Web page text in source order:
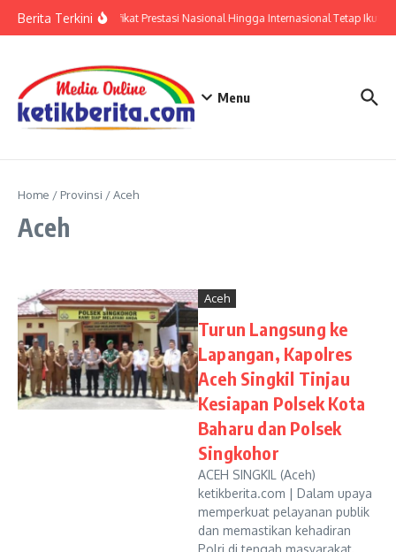
Berita TerkiniPolri: Sertifikat Prestasi Nasional Hingga Internasional Tetap Ikuti
Menu
Home / Provinsi /Aceh
Aceh
Aceh
Turun Langsung ke
Lapangan, Kapolres
Aceh Singkil Tinjau
Kesiapan Polsek Kota
Baharu dan Polsek
Singkohor
ACEH SINGKIL (Aceh)
ketikberita.com | Dalam upaya
memperkuat pelayanan publik
dan memastikan kehadiran
Polri di tengah masyarakat,